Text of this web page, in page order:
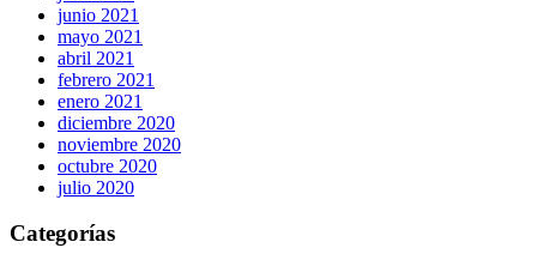
junio 2021
mayo 2021
abril 2021
febrero 2021
enero 2021
diciembre 2020
noviembre 2020
octubre 2020
julio 2020
Categorías